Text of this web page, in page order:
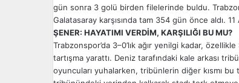
gün sonra 3 golü birden filelerinde buldu.
Galatasaray karşısında tam 354 gün önce aldı.
ŞENER: HAYATIMI VERDİM, KARŞILIĞI BU MU?
Trabzonspor’da 3–0’lık ağır yenilgi kadar,
tartışma yarattı. Deniz tarafındaki kale arkası
oyuncuları yuhalarken, tribünlerin diğer kısmı